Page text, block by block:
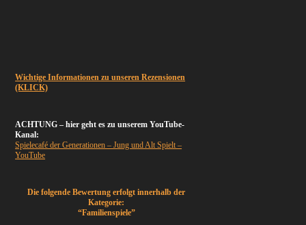
Wichtige Informationen zu unseren Rezensionen
(KLICK)
ACHTUNG – hier geht es zu unserem YouTube-
Kanal:
Spielecafé der Generationen – Jung und Alt Spielt –
YouTube
Die folgende Bewertung erfolgt innerhalb der
Kategorie:
“Familienspiele”